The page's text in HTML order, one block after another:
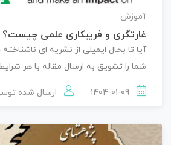
آموزش
غارتگری و فریبکاری علمی چیست؟
آیا تا بحال ایمیلی از نشریه ای
شما را تشویق به ارسال مقاله با هر
ارسال شده